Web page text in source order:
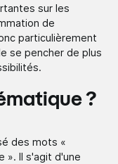
sur les
de
particulièrement
se pencher de plus
?
des mots «
». Il s'agit d'une